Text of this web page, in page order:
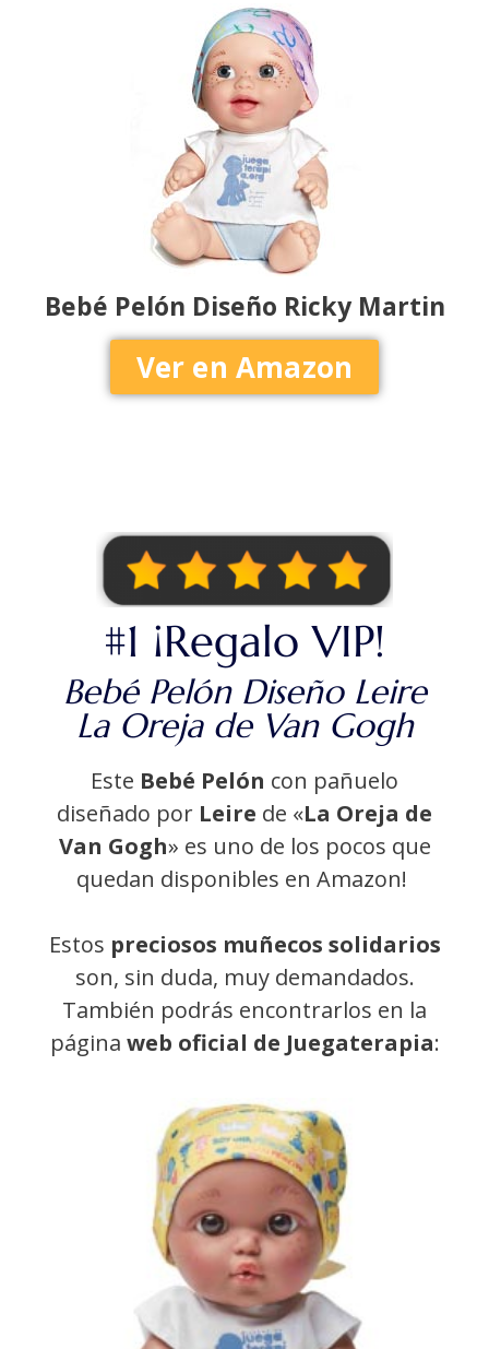
Bebé Pelón Diseño Ricky Martin
Ver en Amazon
#1 ¡Regalo VIP!
Bebé Pelón Diseño Leire
La Oreja de Van Gogh
Este Bebé Pelón con pañuelo
diseñado por Leire de «La Oreja de
Van Gogh» es uno de los pocos que
quedan disponibles en Amazon!
Estos preciosos muñecos solidarios
son, sin duda, muy demandados.
También podrás encontrarlos en la
página web oficial de Juegaterapia: